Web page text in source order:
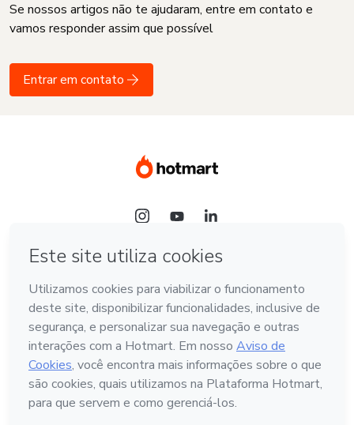
Se nossos artigos não te ajudaram, entre em contato e
vamos responder assim que possível
Entrar em contato
Idioma
Português - Brasil
Hotmart — 2011-2026 © Todos os direitos reservados